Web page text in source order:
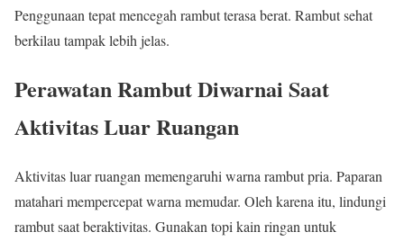
Penggunaan tepat mencegah rambut terasa berat. Rambut sehat
berkilau tampak lebih jelas.
Perawatan Rambut Diwarnai Saat
Aktivitas Luar Ruangan
Aktivitas luar ruangan memengaruhi warna rambut pria. Paparan
matahari mempercepat warna memudar. Oleh karena itu, lindungi
rambut saat beraktivitas. Gunakan topi kain ringan untuk